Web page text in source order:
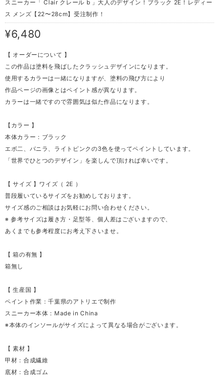
スニーカー「 Clair クレール b 」大人のデザイン！ブラック 2E！レディー
ス メンズ【22〜28cm】受注制作！
¥6,480
【 オーダーについて 】
この作品は塗料を飛ばしたクラッシュデザインになります。
使用するカラーは一緒になりますが、塗料の飛び方により
作品ページの画像とはペイント感が異なります。
カラーは一緒ですので雰囲気は似た作品になります。
【カラー 】
本体カラー：ブラック
エボ二、バニラ、ライトピンクの3色を使ってペイントしています。
「世界でひとつのデザイン」を楽しんで頂ければ幸いです。
【 サイズ 】ワイズ（ 2E ）
普段履いているサイズをお勧めしております。
サイズ感のご相談はお気軽にお問い合わせください。
※ 参考サイズは履き方・足型等、個人差はございますので、
あくまでも参考程度にお考え下さいませ。
【 箱の有無 】
箱無し
【 生産国 】
ペイント作業：千葉県のアトリエで制作
スニーカー本体：Made in China
※本体のインソールがサイズによって異なる場合がございます。
【 素材 】
甲材：合成繊維
底材：合成ゴム